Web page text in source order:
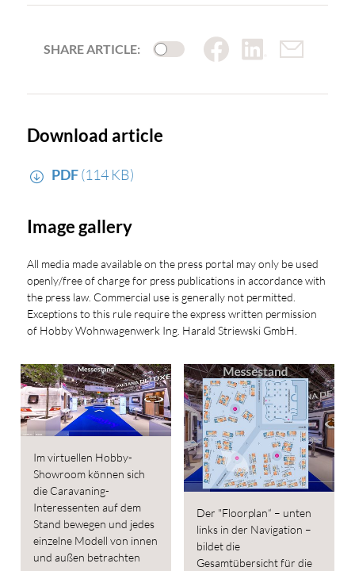
SHARE ARTICLE:
Download article
PDF(114 KB)
Image gallery
All media made available on the press portal may only be used
openly/free of charge for press publications in accordance with
the press law. Commercial use is generally not permitted.
Exceptions to this rule require the express written permission
of Hobby Wohnwagenwerk Ing. Harald Striewski GmbH.
Im virtuellen Hobby-
Showroom können sich
die Caravaning-
Interessenten auf dem
Stand bewegen und jedes
einzelne Modell von innen
und außen betrachten
Der "Floorplan“ – unten
links in der Navigation –
bildet die
Gesamtübersicht für die